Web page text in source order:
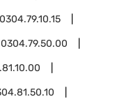
0304.79.10.15
0304.79.50.00